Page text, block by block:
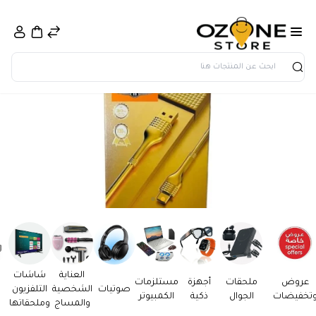
بحث
عروض
ملحقات
الجوال
أجهزة
ذكية
مستلزمات
الكمبيوتر
صوتيات
العناية
الشخصية
والمساج
شاشات
التلفزيون
وملحقاتها